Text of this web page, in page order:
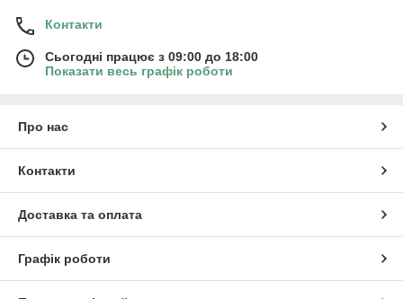
Контакти
Сьогодні працює з 09:00 до 18:00
Показати весь графік роботи
Про нас
Контакти
Доставка та оплата
Графік роботи